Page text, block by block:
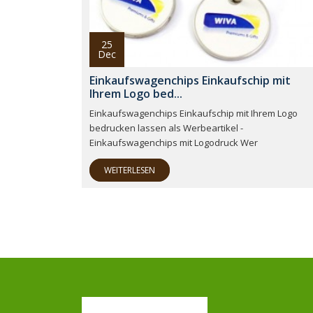
25
Dec
Einkaufswagenchips Einkaufschip mit
Ihrem Logo bed...
Einkaufswagenchips Einkaufschip mit Ihrem Logo
bedrucken lassen als Werbeartikel -
Einkaufswagenchips mit Logodruck Wer
WEITERLESEN